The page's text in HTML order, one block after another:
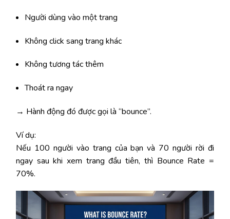
Người dùng vào một trang
Không click sang trang khác
Không tương tác thêm
Thoát ra ngay
→ Hành động đó được gọi là “bounce”.
Ví dụ:
Nếu 100 người vào trang của bạn và 70 người rời đi
ngay sau khi xem trang đầu tiên, thì Bounce Rate =
70%.